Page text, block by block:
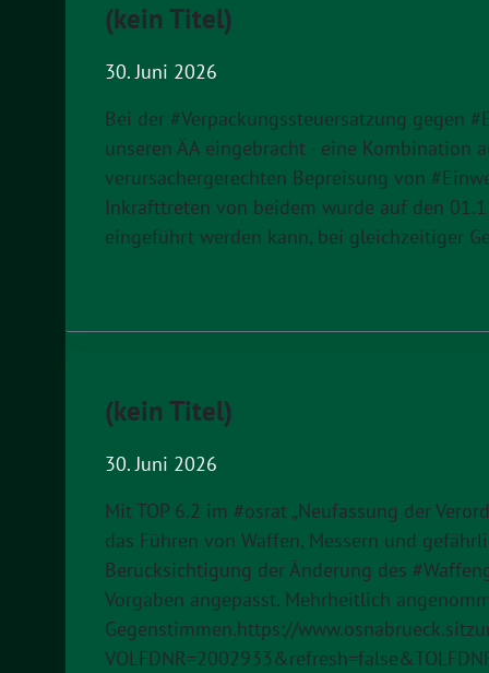
(kein Titel)
30. Juni 2026
Bei der #Verpackungssteuersatzung gegen
unseren ÄA eingebracht - eine Kombination
verursachergerechten Bepreisung von
Inkrafttreten von beidem wurde auf den
eingeführt werden kann, bei gleichzeitiger
(kein Titel)
30. Juni 2026
Mit TOP 6.2 im #osrat „Neufassung der
das Führen von Waffen, Messern und
Berücksichtigung der Änderung des
Vorgaben angepasst. Mehrheitlich
Gegenstimmen.https://